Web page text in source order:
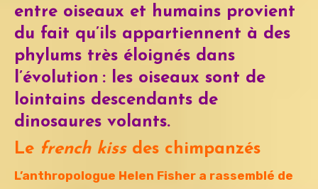
entre oiseaux et humains provient
du fait qu’ils appartiennent à des
phylums très éloignés dans
l’évolution : les oiseaux sont de
lointains descendants de
dinosaures volants.
Le french kissdes chimpanzés
L’anthropologue Helen Fisher a rassemblé de